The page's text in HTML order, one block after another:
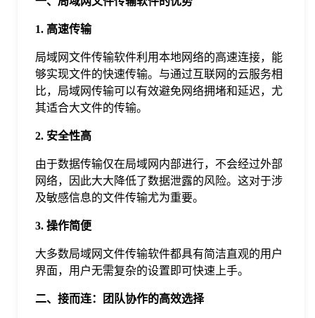
1. 高速传输
局域网文件传输软件利用本地网络的高速连接，能
够实现文件的快速传输。与通过互联网的云服务相
比，局域网传输可以有效避免网络拥堵和延迟，尤
其适合大文件的传输。
2. 安全性高
由于数据传输仅在局域网内部进行，不会经过外部
网络，因此大大降低了数据泄露的风险。这对于涉
及敏感信息的文件传输尤为重要。
3. 操作简便
大多数局域网文件传输软件都具有简洁直观的用户
界面，用户无需复杂的设置即可快速上手。
二、接而连：团队协作的高效选择